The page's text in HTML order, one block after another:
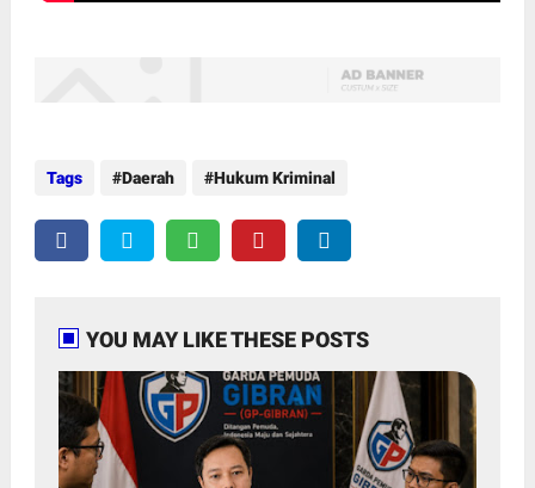
Tags Daerah Hukum Kriminal
YOU MAY LIKE THESE POSTS